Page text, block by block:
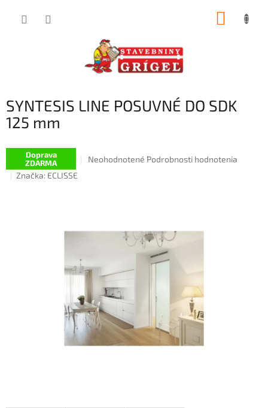
SYNTESIS LINE POSUVNÉ DO SDK
125 mm
Doprava
ZDARMA
Priemerné
hviezdičiek.
Neohodnotené Podrobnosti hodnotenia
Značka: ECLISSE